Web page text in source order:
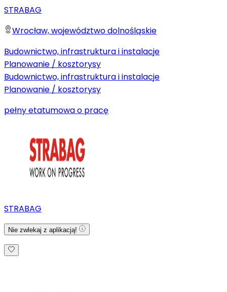
STRABAG
Wrocław, województwo dolnośląskie
Budownictwo, infrastruktura i instalacje
Planowanie / kosztorysy
Budownictwo, infrastruktura i instalacje
Planowanie / kosztorysy
pełny etatumowa o pracę
STRABAG
Nie zwlekaj z aplikacją!